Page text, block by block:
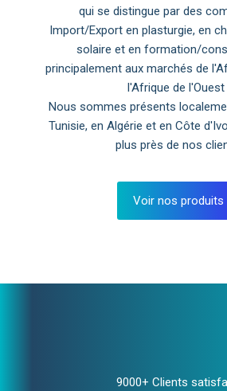
qui se distingue par des
Import/Export en plasturgie, en
solaire et en formation/
principalement aux marchés de
l'Afrique de l'Ouest
Nous sommes présents
Tunisie, en Algérie et en Côte
plus près de nos
Voir nos produits
9000+ Clients